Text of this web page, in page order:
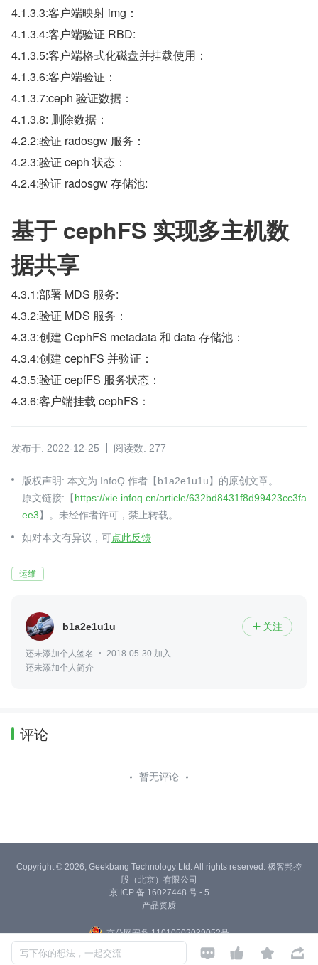
4.1.3.3:客户端映射 img：
4.1.3.4:客户端验证 RBD:
4.1.3.5:客户端格式化磁盘并挂载使用：
4.1.3.6:客户端验证：
4.1.3.7:ceph 验证数据：
4.1.3.8: 删除数据：
4.2.2:验证 radosgw 服务：
4.2.3:验证 ceph 状态：
4.2.4:验证 radosgw 存储池:
基于 cephFS 实现多主机数
据共享
4.3.1:部署 MDS 服务:
4.3.2:验证 MDS 服务：
4.3.3:创建 CephFS metadata 和 data 存储池：
4.3.4:创建 cephFS 并验证：
4.3.5:验证 cepfFS 服务状态：
4.3.6:客户端挂载 cephFS：
发布于: 2022-12-25 阅读数: 277
版权声明: 本文为 InfoQ 作者【b1a2e1u1u】的原创文章。
原文链接:【https://xie.infoq.cn/article/632bd8431f8d99423cc3fa
ee3】。未经作者许可，禁止转载。
如对本文有异议，可点此反馈
运维
b1a2e1u1u  关注
还未添加个人签名
2018-05-30 加入
还未添加个人简介
评论
暂无评论
写下你的想法，一起交流    
Copyright © 2026, Geekbang Technology Ltd. All rights reserved. 极客邦控
股（北京）有限公司
京 ICP 备 16027448 号 - 5
产品资质
京公网安备 11010502039052号